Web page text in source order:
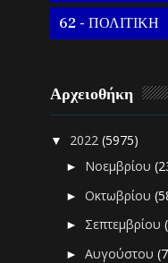
62 - ΠΟΛΙΤΙΚΗ
Αρχειοθήκη
▼ 2022(5975)
► Νοεμβρίου
►Οκτωβρίου
► Σεπτεμβρίου
►Αυγούστου